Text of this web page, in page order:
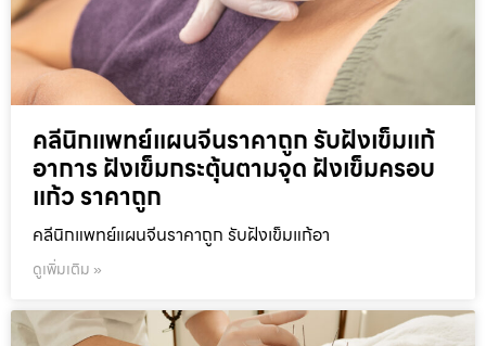
คลีนิกแพทย์แผนจีนราคาถูก รับฝังเข็มแก้
อาการ ฝังเข็มกระตุ้นตามจุด ฝังเข็มครอบ
แก้ว ราคาถูก
คลีนิกแพทย์แผนจีนราคาถูก รับฝังเข็มแก้อา
ดูเพิ่มเติม »